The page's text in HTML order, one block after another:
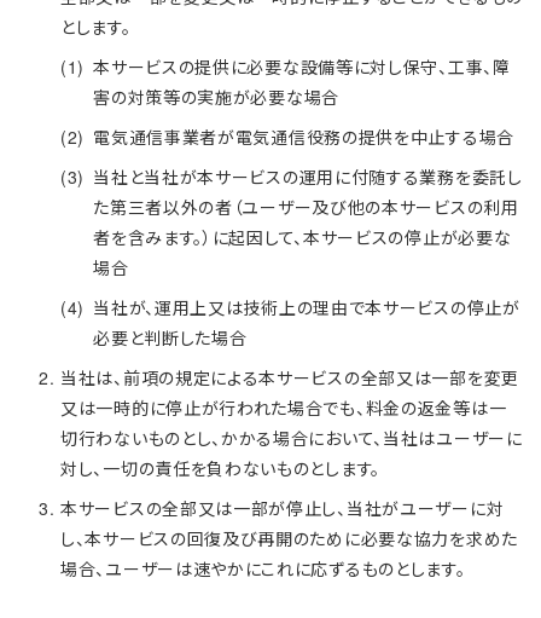
とします。
本サービスの提供に必要な設備等に対し保守、工事、障
害の対策等の実施が必要な場合
電気通信事業者が電気通信役務の提供を中止する場合
当社と当社が本サービスの運用に付随する業務を委託し
た第三者以外の者（ユーザー及び他の本サービスの利用
者を含みます。）に起因して、本サービスの停止が必要な
場合
当社が、運用上又は技術上の理由で本サービスの停止が
必要と判断した場合
当社は、前項の規定による本サービスの全部又は一部を変更
又は一時的に停止が行われた場合でも、料金の返金等は一
切行わないものとし、かかる場合において、当社はユーザーに
対し、一切の責任を負わないものとします。
本サービスの全部又は一部が停止し、当社がユーザーに対
し、本サービスの回復及び再開のために必要な協力を求めた
場合、ユーザーは速やかにこれに応ずるものとします。